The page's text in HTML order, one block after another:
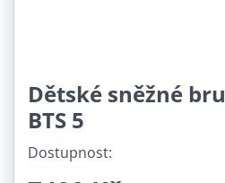
Dětské sněžné
BTS 5
Dostupnost: